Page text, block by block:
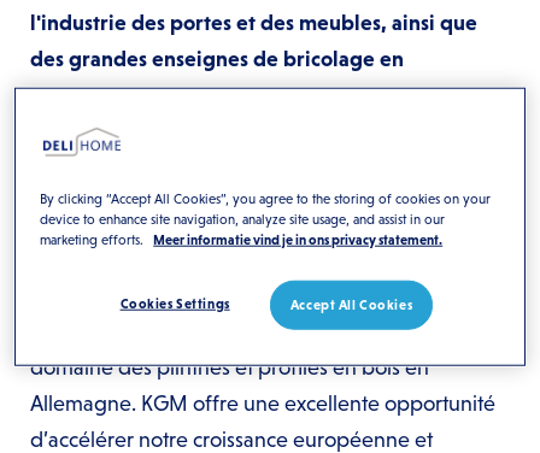
l'industrie des portes et des meubles, ainsi que
des grandes enseignes de bricolage en
Allemagne. Cette acquisition permettra à Deli
Home d'accélérer sa croissance sur le marché
produits pour ses clients européens.
sommes ravis d'annoncer l'acquisition prévue de
KGM, un acteur innovant et de premier plan dans le
domaine des plinthes et profilés en bois en
Allemagne. KGM offre une excellente opportunité
d’accélérer notre croissance européenne et
By clicking “Accept All Cookies”, you agree to the storing of cookies on your
device to enhance site navigation, analyze site usage, and assist in our
marketing efforts.
Meer informatie vind je in ons privacy statement.
Accept All Cookies
Cookies Settings